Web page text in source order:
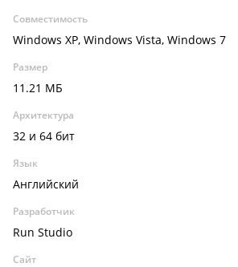
Совместимость
Windows XP, Windows Vista, Windows 7
Размер
11.21 МБ
Архитектура
32 и 64 бит
Язык
Английский
Разработчик
Run Studio
Сайт